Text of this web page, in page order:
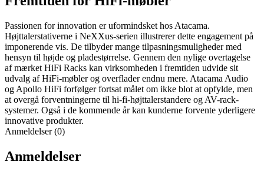
Passionen for innovation er uformindsket hos Atacama.
Højttalerstativerne i NeXXus-serien illustrerer dette engagement på
imponerende vis. De tilbyder mange tilpasningsmuligheder med
hensyn til højde og pladestørrelse. Gennem den nylige overtagelse
af mærket HiFi Racks kan virksomheden i fremtiden udvide sit
udvalg af HiFi-møbler og overflader endnu mere. Atacama Audio
og Apollo HiFi forfølger fortsat målet om ikke blot at opfylde, men
at overgå forventningerne til hi-fi-højttalerstandere og AV-rack-
systemer. Også i de kommende år kan kunderne forvente yderligere
innovative produkter.
Anmeldelser (0)
Anmeldelser